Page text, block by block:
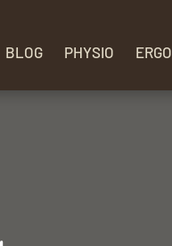
BLOG PHYSIO ERGO